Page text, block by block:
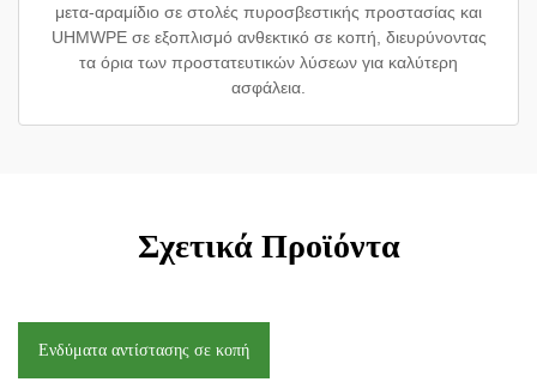
μετα-αραμίδιο σε στολές πυροσβεστικής προστασίας και
UHMWPE σε εξοπλισμό ανθεκτικό σε κοπή, διευρύνοντας
τα όρια των προστατευτικών λύσεων για καλύτερη
ασφάλεια.
Σχετικά Προϊόντα
Ενδύματα αντίστασης σε κοπή